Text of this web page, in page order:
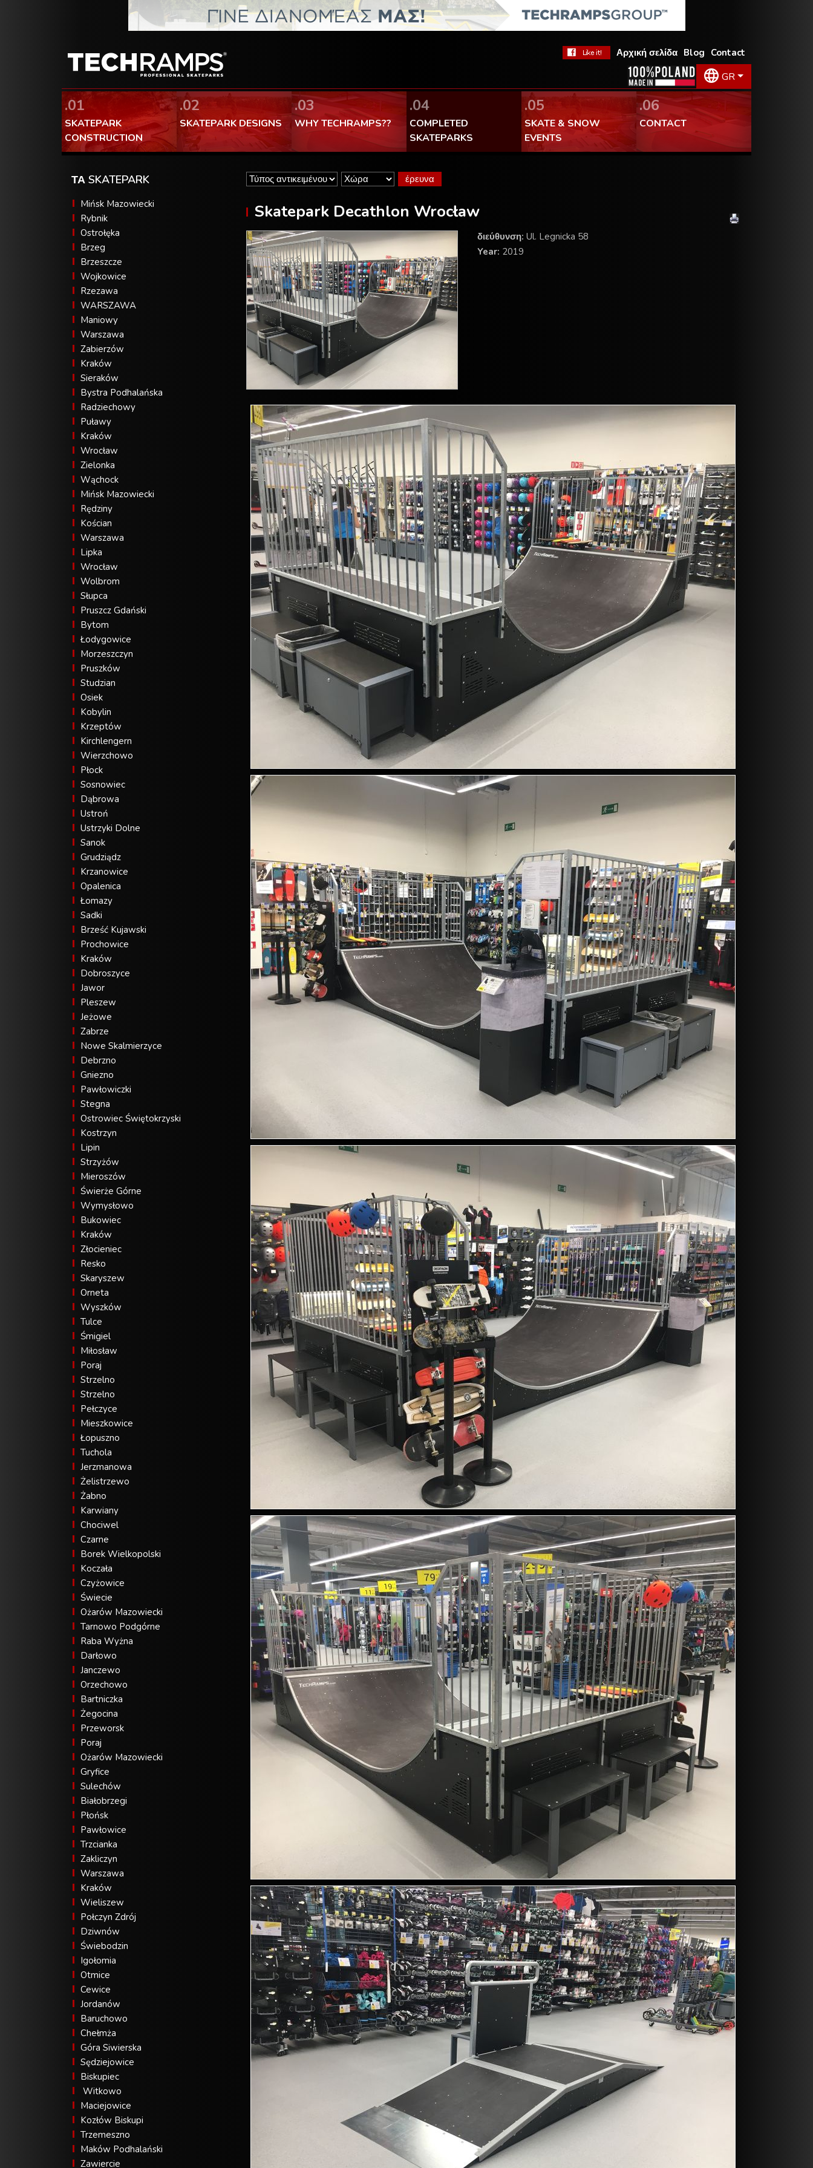
Contact
Blog
Αρχική σελίδα
GR
.01
SKATEPARK
CONSTRUCTION
.02
SKATEPARK DESIGNS
.03
WHY TECHRAMPS??
.04
COMPLETED
SKATEPARKS
.05
SKATE & SNOW
EVENTS
.06
CONTACT
ΤΑ SKATEPARK
Mińsk Mazowiecki
Rybnik
Ostrołęka
Brzeg
Brzeszcze
Wojkowice
Rzezawa
WARSZAWA
Maniowy
Warszawa
Zabierzów
Kraków
Sieraków
Bystra Podhalańska
Radziechowy
Puławy
Kraków
Wrocław
Zielonka
Wąchock
Mińsk Mazowiecki
Rędziny
Kościan
Warszawa
Lipka
Wrocław
Wolbrom
Słupca
Pruszcz Gdański
Bytom
Łodygowice
Morzeszczyn
Pruszków
Studzian
Osiek
Kobylin
Krzeptów
Kirchlengern
Wierzchowo
Płock
Sosnowiec
Dąbrowa
Ustroń
Ustrzyki Dolne
Sanok
Grudziądz
Krzanowice
Opalenica
Łomazy
Sadki
Brześć Kujawski
Prochowice
Kraków
Dobroszyce
Jawor
Pleszew
Jeżowe
Zabrze
Nowe Skalmierzyce
Debrzno
Gniezno
Pawłowiczki
Stegna
Ostrowiec Świętokrzyski
Kostrzyn
Lipin
Strzyżów
Mieroszów
Świerże Górne
Wymysłowo
Bukowiec
Kraków
Złocieniec
Resko
Skaryszew
Orneta
Wyszków
Tulce
Śmigiel
Miłosław
Poraj
Strzelno
Strzelno
Pełczyce
Mieszkowice
Łopuszno
Tuchola
Jerzmanowa
Żelistrzewo
Żabno
Karwiany
Chociwel
Czarne
Borek Wielkopolski
Koczała
Czyżowice
Świecie
Ożarów Mazowiecki
Tarnowo Podgórne
Raba Wyżna
Darłowo
Janczewo
Orzechowo
Bartniczka
Żegocina
Przeworsk
Poraj
Ożarów Mazowiecki
Gryfice
Sulechów
Białobrzegi
Płońsk
Pawłowice
Trzcianka
Zakliczyn
Warszawa
Kraków
Wieliszew
Połczyn Zdrój
Dziwnów
Świebodzin
Igołomia
Otmice
Cewice
Jordanów
Baruchowo
Chełmża
Góra Siwierska
Sędziejowice
Biskupiec
Witkowo
Maciejowice
Kozłów Biskupi
Trzemeszno
Maków Podhalański
Zawiercie
Skatepark Decathlon Wrocław
διεύθυνση: Ul. Legnicka 58
Year: 2019